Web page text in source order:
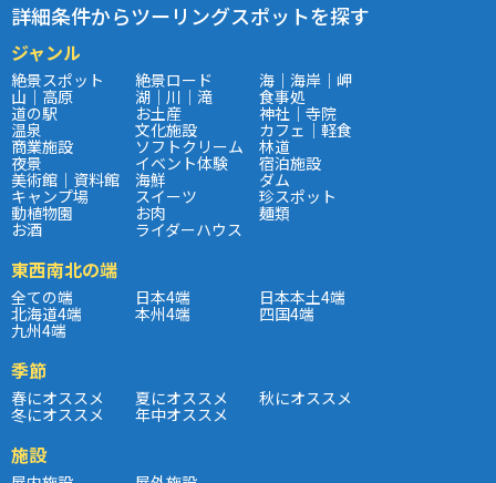
詳細条件からツーリングスポットを探す
ジャンル
絶景スポット 絶景ロード 海｜海岸｜岬
山｜高原 湖｜川｜滝 食事処
道の駅 お土産 神社｜寺院
温泉 文化施設 カフェ｜軽食
商業施設 ソフトクリーム 林道
夜景 イベント体験 宿泊施設
美術館｜資料館 海鮮 ダム
キャンプ場 スイーツ 珍スポット
動植物園 お肉 麺類
お酒 ライダーハウス
東西南北の端
全ての端 日本4端 日本本土4端
北海道4端 本州4端 四国4端
九州4端
季節
春にオススメ 夏にオススメ 秋にオススメ
冬にオススメ 年中オススメ
施設